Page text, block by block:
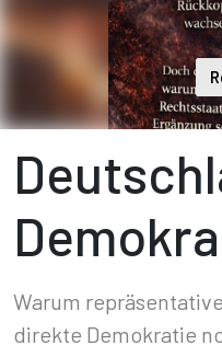
Warum
direkte Demokratie